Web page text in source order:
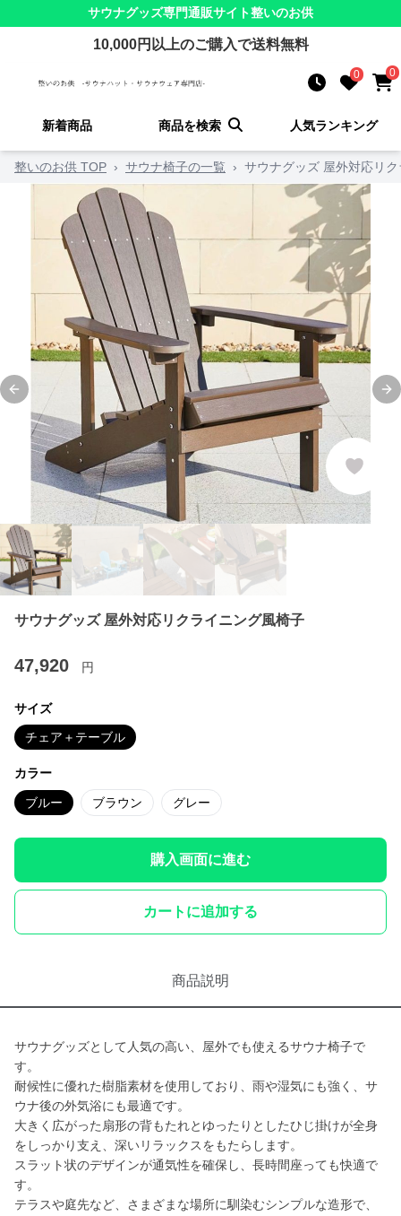
サウナグッズ専門通販サイト整いのお供
10,000円以上のご購入で送料無料
0 0
新着商品 商品を検索 人気ランキング
整いのお供 TOP › サウナ椅子の一覧 › サウナグッズ 屋外対応リ
Previous slide
サウナグッズ 屋外対応リクライニング風椅子
47,920 円
サイズ
チェア＋テーブル
カラー
ブルー ブラウン グレー
購入画面に進む
カートに追加する
商品説明
サウナグッズとして人気の高い、屋外でも使えるサウナ椅子で
す。
耐候性に優れた樹脂素材を使用しており、雨や湿気にも強く、サ
ウナ後の外気浴にも最適です。
大きく広がった扇形の背もたれとゆったりとしたひじ掛けが全身
をしっかり支え、深いリラックスをもたらします。
スラット状のデザインが通気性を確保し、長時間座っても快適で
す。
テラスや庭先など、さまざまな場所に馴染むシンプルな造形で、